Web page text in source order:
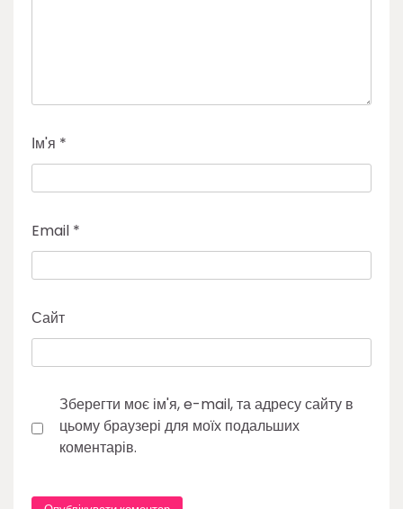
Ім'я *
Email *
Сайт
Зберегти моє ім'я, e-mail, та адресу сайту в
цьому браузері для моїх подальших
коментарів.